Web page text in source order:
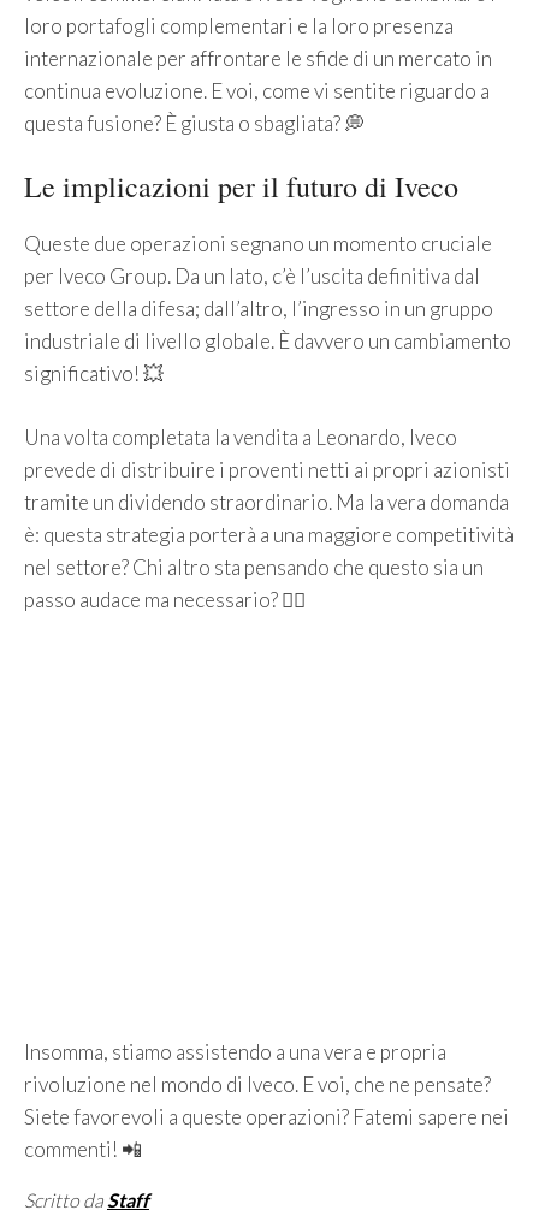
loro portafogli complementari e la loro presenza
internazionale per affrontare le sfide di un mercato in
continua evoluzione. E voi, come vi sentite riguardo a
questa fusione? È giusta o sbagliata? 💭
Le implicazioni per il futuro di Iveco
Queste due operazioni segnano un momento cruciale
per Iveco Group. Da un lato, c’è l’uscita definitiva dal
settore della difesa; dall’altro, l’ingresso in un gruppo
industriale di livello globale. È davvero un cambiamento
significativo! 💥
Una volta completata la vendita a Leonardo, Iveco
prevede di distribuire i proventi netti ai propri azionisti
tramite un dividendo straordinario. Ma la vera domanda
è: questa strategia porterà a una maggiore competitività
nel settore? Chi altro sta pensando che questo sia un
passo audace ma necessario? 🤷‍♀️
Insomma, stiamo assistendo a una vera e propria
rivoluzione nel mondo di Iveco. E voi, che ne pensate?
Siete favorevoli a queste operazioni? Fatemi sapere nei
commenti! 📲
Scritto daStaff